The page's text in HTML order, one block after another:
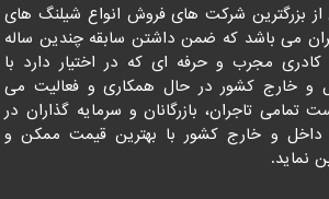
بزرگترین شرکت های فروش انواع شیلنگ های
می باشد که ضمن داشتن سابقه چندین ساله
مجرب و حرفه ای که در اختیار دارد با
و خارج کشور در حال همکاری و فعالیت می
تمامی تاجران، بازرگانان و سرمایه گذاران در
داخل و خارج کشور با بهترین قیمت ممکن و
نماید.